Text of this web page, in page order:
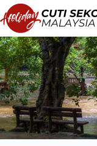
至
内
容